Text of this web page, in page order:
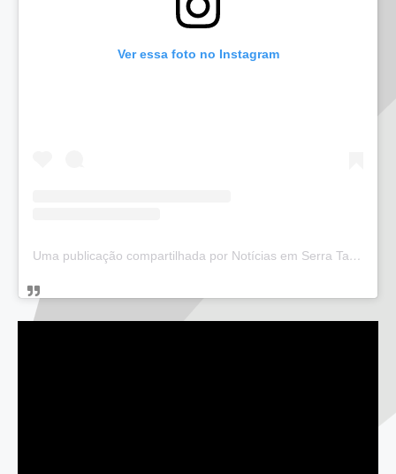
Ver essa foto no Instagram
Uma publicação compartilhada por Notícias em Serra Talhada (@bloglucianarego)